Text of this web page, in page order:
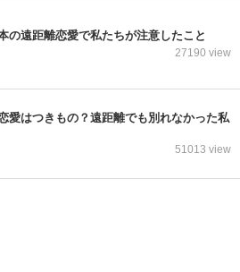
の遠距離恋愛で私たちが注意したこと
27190 view
愛はつきもの？遠距離でも別れなかった私
51013 view